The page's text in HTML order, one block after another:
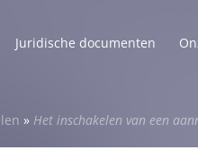
Juridische documenten
» Het inschakelen van een